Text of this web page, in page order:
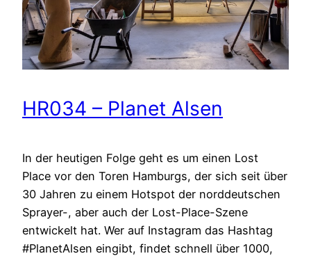
HR034 – Planet Alsen
In der heutigen Folge geht es um einen Lost
Place vor den Toren Hamburgs, der sich seit über
30 Jahren zu einem Hotspot der norddeutschen
Sprayer-, aber auch der Lost-Place-Szene
entwickelt hat. Wer auf Instagram das Hashtag
#PlanetAlsen eingibt, findet schnell über 1000,